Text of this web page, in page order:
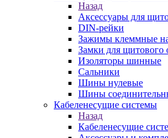
Назад
Аксессуары для
DIN-рейки
Зажимы клеммные
Замки для щитового
Изоляторы шинные
Сальники
Шины нулевые
Шины
Кабеленесущие системы
Назад
Кабеленесущие